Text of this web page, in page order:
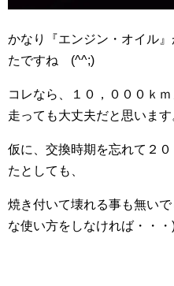
かなり『エンジン・オイル
たですね (^^;)ゞ
コレなら、１０，０００ｋ
走っても大丈夫だと思います
仮に、交換時期を忘れて２
たとしても、
焼き付いて壊れる事も無い
な使い方をしなければ・・・